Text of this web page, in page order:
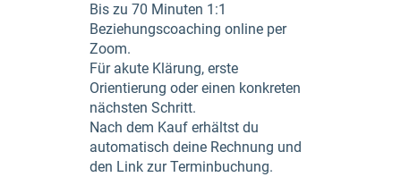
Bis zu 70 Minuten 1:1
Beziehungscoaching online per
Zoom.
Für akute Klärung, erste
Orientierung oder einen konkreten
nächsten Schritt.
Nach dem Kauf erhältst du
automatisch deine Rechnung und
den Link zur Terminbuchung.